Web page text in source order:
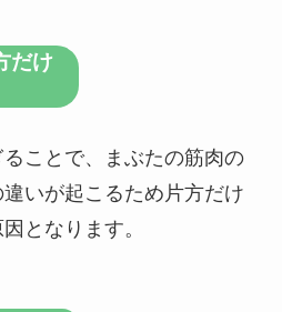
だけ
ことで、まぶたの筋肉の
いが起こるため片方だけ
となります。